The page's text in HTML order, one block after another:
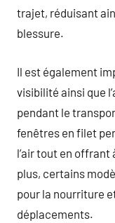
trajet, réduisant
blessure.
Il est également
visibilité ainsi que
pendant le
fenêtres en filet
l’air tout en offrant
plus, certains
pour la nourriture
déplacements.